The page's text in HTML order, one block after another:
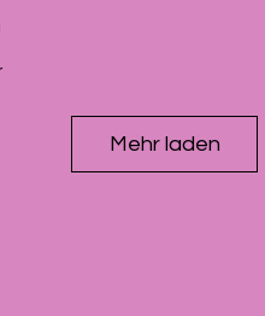
Mehr laden